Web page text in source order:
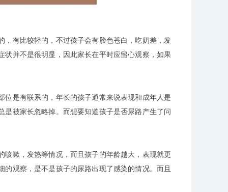
有比较轻的，不过孩子会有脸色苍白，吃奶差，发
并不是很明显，因此家长在平时应留心观察，如果
是有联系的，年长的孩子通常来说表现和成年人是
被家长忽略掉。而想要知道孩子是否尿路产生了问
嗽，发热等情况，而且孩子的年龄越大，表现就更
观察，是不是孩子的尿路出现了感染的情况。而且